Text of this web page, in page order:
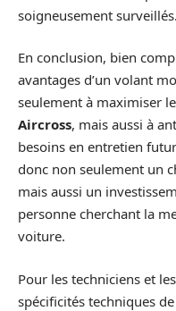
soigneusement surveillés.
En conclusion, bien
avantages d’un volant
seulement à maximiser
Aircross, mais aussi à
besoins en entretien
donc non seulement un
mais aussi un
personne cherchant la
voiture.
Pour les techniciens et
spécificités techniques